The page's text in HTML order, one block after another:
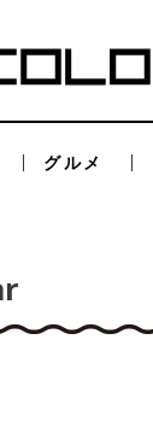
グルメ